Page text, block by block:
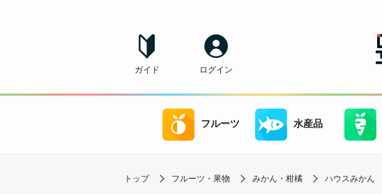
ガイド ログイン
フルーツ 水産品
トップ フルーツ・果物 みかん・柑橘 ハウスみかん